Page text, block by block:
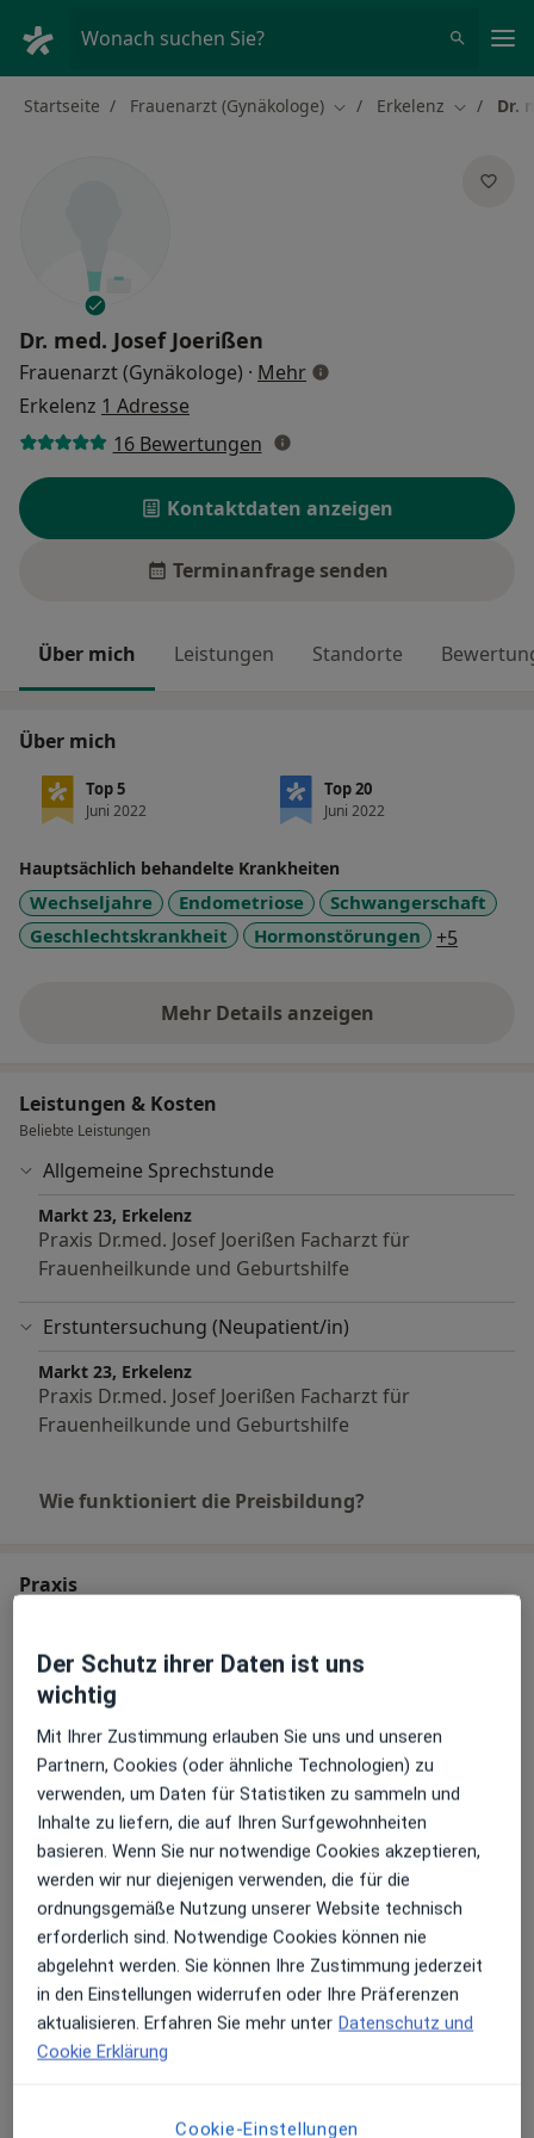
Wonach suchen Sie?
Startseite Frauenarzt (Gynäkologe) Stadt ändern
Erkelenz StadtDr.
Dr. med. Josef Joerißen
Frauenarzt (Gynäkologe) · Mehrüber Spezialisierungen
Erkelenz 1 Adresse
16 Bewertungen
Kontaktdaten anzeigen
Terminanfrage senden
Über mich Leistungen Standorte
Über mich
Top 5
Juni 2022
Top 20
Juni 2022
Hauptsächlich behandelte Krankheiten
Wechseljahre Endometriose
Schwangerschaft
Geschlechtskrankheit
Hormonstörungen +5
Mehr Details anzeigen
über Erfahrungen
Leistungen & Kosten
Beliebte Leistungen
Allgemeine Sprechstunde
Markt 23, Erkelenz
Praxis Dr.med. Josef Joerißen Facharzt für
Frauenheilkunde und Geburtshilfe
Erstuntersuchung (Neupatient/in)
Markt 23, Erkelenz
Praxis Dr.med. Josef Joerißen Facharzt für
Frauenheilkunde und Geburtshilfe
Wie funktioniert die Preisbildung?
Praxis
Frauenheilkunde und Geburtshilfe
Markt 23,
Zu Google Mapsöffnet in einer neuen
Verfügbarkeit
Dr. med. Josef Joerißen bietet an diesem Standort
über Jameda keine Online-Terminbuchung an
Zahlungsmodalitäten (private Besuche)
Akzeptierte Versicherungen
Details
Telefonnummer anzeigen
Der Schutz ihrer Daten ist uns
wichtig
Mit Ihrer Zustimmung erlauben Sie uns und unseren
Partnern, Cookies (oder ähnliche Technologien) zu
verwenden, um Daten für Statistiken zu sammeln und
Inhalte zu liefern, die auf Ihren Surfgewohnheiten
basieren. Wenn Sie nur notwendige Cookies akzeptieren,
werden wir nur diejenigen verwenden, die für die
ordnungsgemäße Nutzung unserer Website technisch
erforderlich sind. Notwendige Cookies können nie
abgelehnt werden. Sie können Ihre Zustimmung jederzeit
in den Einstellungen widerrufen oder Ihre Präferenzen
aktualisieren. Erfahren Sie mehr unter Datenschutz und
Cookie Erklärung
Cookie-Einstellungen